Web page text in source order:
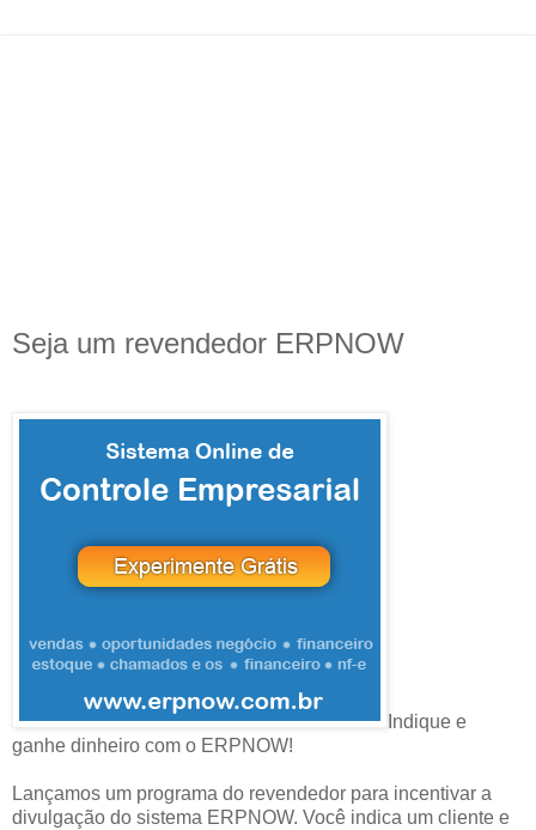
Seja um revendedor ERPNOW
Indique e
ganhe dinheiro com o ERPNOW!
Lançamos um programa do revendedor para incentivar a
divulgação do sistema ERPNOW. Você indica um cliente e